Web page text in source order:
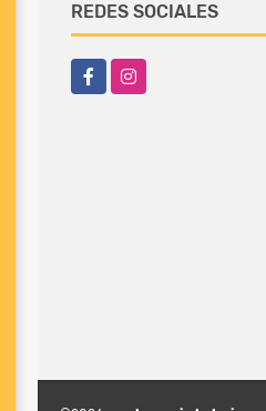
REDES SOCIALES
FacebookInstagram